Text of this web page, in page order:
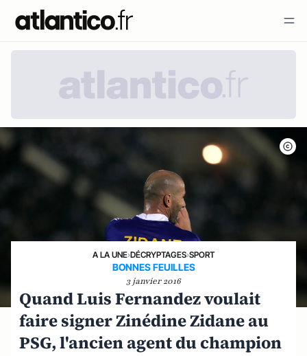
A LA UNE›DÉCRYPTAGES›SPORT
BONNES FEUILLES
3 janvier 2016
Quand Luis Fernandez voulait
faire signer Zinédine Zidane au
PSG, l'ancien agent du champion